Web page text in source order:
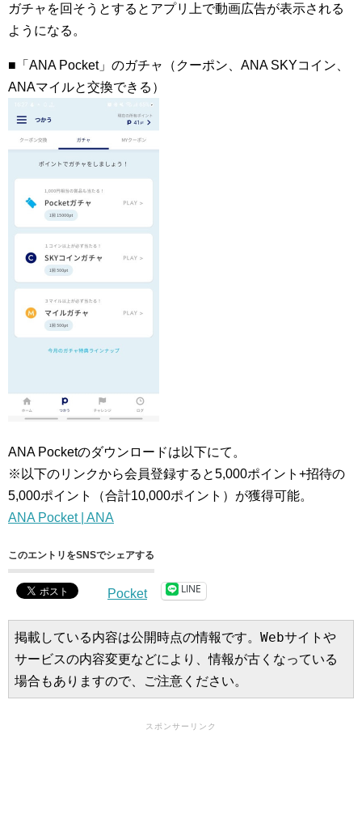
ガチャを回そうとするとアプリ上で動画広告が表示される
ようになる。
■「ANA Pocket」のガチャ（クーポン、ANA SKYコイン、
ANAマイルと交換できる）
ANA Pocketのダウンロードは以下にて。
※以下のリンクから会員登録すると5,000ポイント+招待の
5,000ポイント（合計10,000ポイント）が獲得可能。
ANA Pocket | ANA
このエントリをSNSでシェアする
Pocket LINE
掲載している内容は公開時点の情報です。Webサイトや
サービスの内容変更などにより、情報が古くなっている
場合もありますので、ご注意ください。
スポンサーリンク